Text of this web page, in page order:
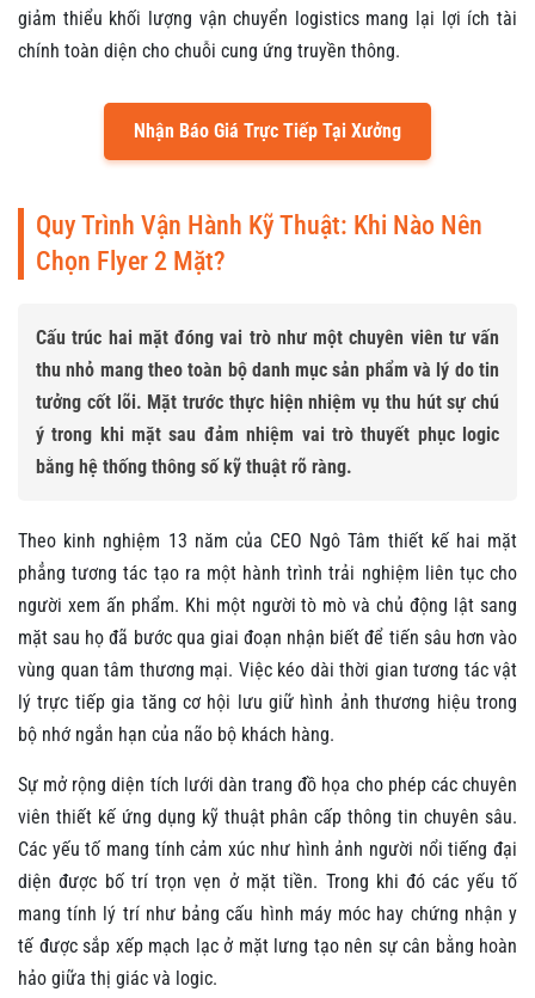
giảm thiểu khối lượng vận chuyển logistics mang lại lợi ích tài
chính toàn diện cho chuỗi cung ứng truyền thông.
Nhận Báo Giá Trực Tiếp Tại Xưởng
Quy Trình Vận Hành Kỹ Thuật: Khi Nào Nên
Chọn Flyer 2 Mặt?
Cấu trúc hai mặt đóng vai trò như một chuyên viên tư vấn
thu nhỏ mang theo toàn bộ danh mục sản phẩm và lý do tin
tưởng cốt lõi. Mặt trước thực hiện nhiệm vụ thu hút sự chú
ý trong khi mặt sau đảm nhiệm vai trò thuyết phục logic
bằng hệ thống thông số kỹ thuật rõ ràng.
Theo kinh nghiệm 13 năm của CEO Ngô Tâm thiết kế hai mặt
phẳng tương tác tạo ra một hành trình trải nghiệm liên tục cho
người xem ấn phẩm. Khi một người tò mò và chủ động lật sang
mặt sau họ đã bước qua giai đoạn nhận biết để tiến sâu hơn vào
vùng quan tâm thương mại. Việc kéo dài thời gian tương tác vật
lý trực tiếp gia tăng cơ hội lưu giữ hình ảnh thương hiệu trong
bộ nhớ ngắn hạn của não bộ khách hàng.
Sự mở rộng diện tích lưới dàn trang đồ họa cho phép các chuyên
viên thiết kế ứng dụng kỹ thuật phân cấp thông tin chuyên sâu.
Các yếu tố mang tính cảm xúc như hình ảnh người nổi tiếng đại
diện được bố trí trọn vẹn ở mặt tiền. Trong khi đó các yếu tố
mang tính lý trí như bảng cấu hình máy móc hay chứng nhận y
tế được sắp xếp mạch lạc ở mặt lưng tạo nên sự cân bằng hoàn
hảo giữa thị giác và logic.